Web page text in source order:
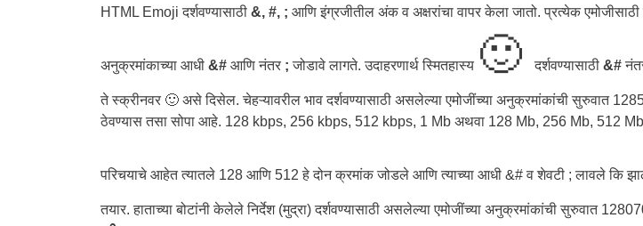
HTML Emoji दर्शवण्यासाठी&, #, ; आणि इंग्रजीतील अंक व अक्षरांचा वापर केला जातो. प्रत्येक
अनुक्रमांकाच्या आधी&# आणि नंतर ; जोडावे लागते. उदाहरणार्थ स्मितहास्य 🙂दर्शवण्यासाठी&#
ते स्क्रीनवर 🙂 असे दिसेल. चेहऱ्यावरील भाव दर्शवण्यासाठी असलेल्या एमोजींच्या अनुक्रमांकांची सुरुवात
ठेवण्यास तसा सोपा आहे. 128 kbps, 256 kbps, 512 kbps, 1 Mb अथवा 128 Mb, 256 Mb, 512
परिचयाचे आहेत त्यातले 128 आणि 512 हे दोन क्रमांक जोडले आणि त्याच्या आधी &# व शेवटी ; लावले कि
तयार. हाताच्या बोटांनी केलेले निर्देश (मुद्रा) दर्शवण्यासाठी असलेल्या एमोजींच्या अनुक्रमांकांची सुरुवात